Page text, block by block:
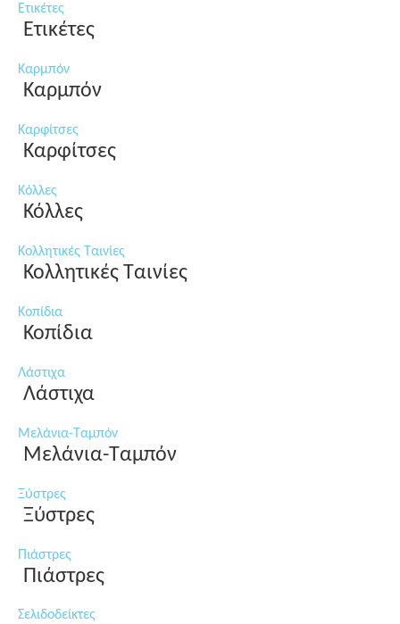
Ετικέτες
Ετικέτες
Καρμπόν
Καρμπόν
Καρφίτσες
Καρφίτσες
Κόλλες
Κόλλες
Κολλητικές Ταινίες
Κολλητικές Ταινίες
Κοπίδια
Κοπίδια
Λάστιχα
Λάστιχα
Μελάνια-Ταμπόν
Μελάνια-Ταμπόν
Ξύστρες
Ξύστρες
Πιάστρες
Πιάστρες
Σελιδοδείκτες